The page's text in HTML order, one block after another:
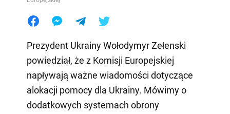
Prezydent Ukrainy Wołodymyr Zełenski
powiedział, że z Komisji Europejskiej
napływają ważne wiadomości dotyczące
alokacji pomocy dla Ukrainy. Mówimy o
dodatkowych systemach obrony